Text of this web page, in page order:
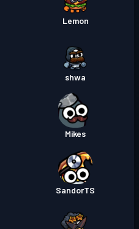
Lemon
shwa
Mikes
SandorTS